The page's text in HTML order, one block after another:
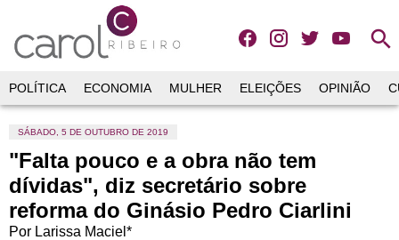
search
POLÍTICA ECONOMIA MULHER ELEIÇÕES OPINIÃO
SÁBADO, 5 DE OUTUBRO DE 2019
"Falta pouco e a obra não tem
dívidas", diz secretário sobre
reforma do Ginásio Pedro Ciarlini
Por Larissa Maciel*